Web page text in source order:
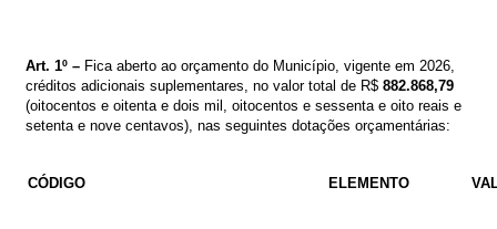
Art. 1º – Fica aberto ao orçamento do Município, vigente em 2026,
créditos adicionais suplementares , no valor total de R$ 882.868,79
(oitocentos e oitenta e dois mil, oitocentos e sessenta e oito reais e
setenta e nove centavos) , nas seguintes dotações orçamentárias:
CÓDIGO ELEMENTO